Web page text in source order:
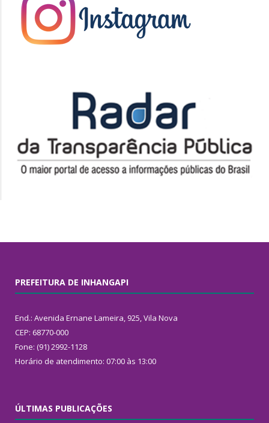
PREFEITURA DE INHANGAPI
End.: Avenida Ernane Lameira, 925, Vila Nova
CEP: 68770-000
Fone: (91) 2992-1128
Horário de atendimento: 07:00 às 13:00
ÚLTIMAS PUBLICAÇÕES